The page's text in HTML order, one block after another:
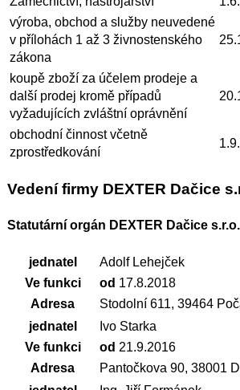
výroba, obchod a služby neuvedené
v přílohách 1 až 3 živnostenského
zákona
koupě zboží za účelem prodeje a
další prodej kromě případů
vyžadujících zvláštní oprávnění
obchodní činnost včetně
zprostředkování
Vedení firmy DEXTER Dačice
Statutární orgán DEXTER Dačice s.r.o.
jednatel
Adolf Lehejček
Ve funkci
od 17.8.2018
Adresa
Stodolní 611, 39464
jednatel
Ivo Starka
Ve funkci
od 21.9.2016
Adresa
Pantočkova 90, 38001